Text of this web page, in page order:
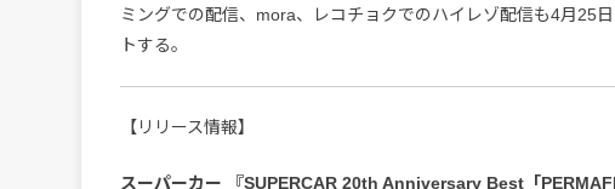
ミングでの配信、mora、レコチョクでのハイレゾ配信も4月25
トする。
【リリース情報】
スーパーカー 『SUPERCAR 20th Anniversary Best「